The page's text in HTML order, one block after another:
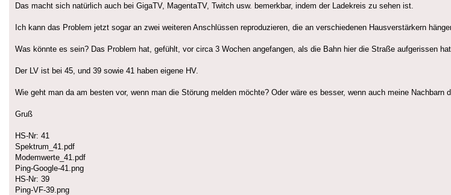
Das macht sich natürlich auch bei GigaTV, MagentaTV, Twitch usw. bemerkbar, indem der Ladekreis zu sehen ist.
Ich kann das Problem jetzt sogar an zwei weiteren Anschlüssen reproduzieren, die an verschiedenen Hausverstärkern
Was könnte es sein? Das Problem hat, gefühlt, vor circa 3 Wochen angefangen, als die Bahn hier die Straße aufgerissen hat.
Der LV ist bei 45, und 39 sowie 41 haben eigene HV.
Wie geht man da am besten vor, wenn man die Störung melden möchte? Oder wäre es besser, wenn auch meine Nachbarn
Gruß
HS-Nr: 41
Spektrum_41.pdf
Modemwerte_41.pdf
Ping-Google-41.png
HS-Nr: 39
Ping-VF-39.png